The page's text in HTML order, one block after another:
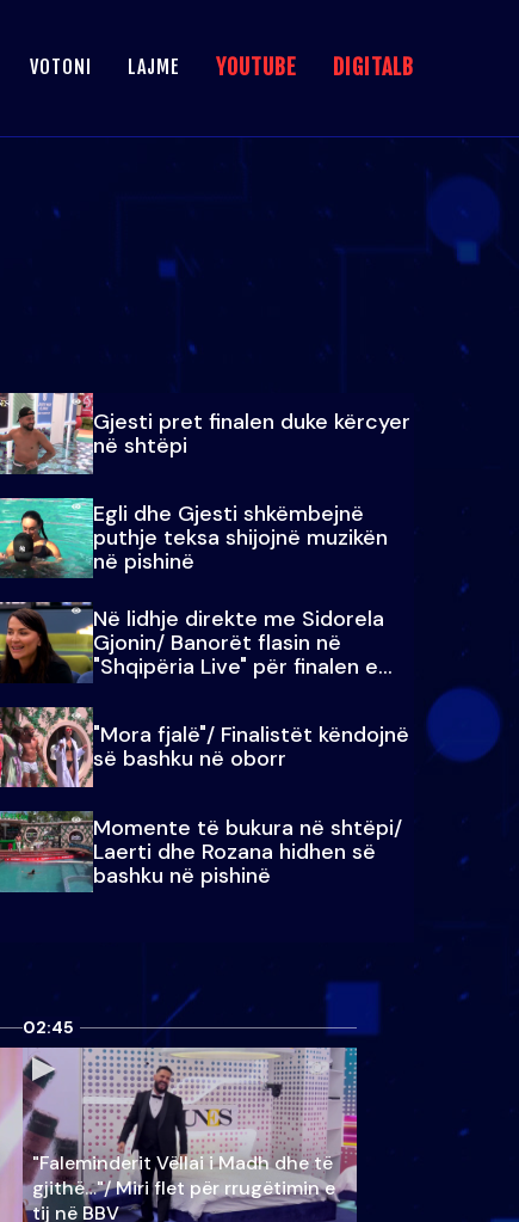
VOTONI LAJME YOUTUBE DIGITALB
Gjesti pret finalen duke kërcyer
në shtëpi
Egli dhe Gjesti shkëmbejnë
puthje teksa shijojnë muzikën
në pishinë
Në lidhje direkte me Sidorela
Gjonin/ Banorët flasin në
"Shqipëria Live" për finalen e
madhe
"Mora fjalë"/ Finalistët këndojnë
së bashku në oborr
Momente të bukura në shtëpi/
Laerti dhe Rozana hidhen së
bashku në pishinë
02:45
"Faleminderit Vëllai i Madh dhe të
gjithë…"/ Miri flet për rrugëtimin e
tij në BBV